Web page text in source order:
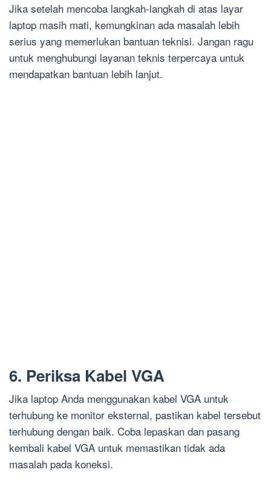
Jika setelah mencoba langkah-langkah di atas layar
laptop masih mati, kemungkinan ada masalah lebih
serius yang memerlukan bantuan teknisi. Jangan ragu
untuk menghubungi layanan teknis terpercaya untuk
mendapatkan bantuan lebih lanjut.
6. Periksa Kabel VGA
Jika laptop Anda menggunakan kabel VGA untuk
terhubung ke monitor eksternal, pastikan kabel tersebut
terhubung dengan baik. Coba lepaskan dan pasang
kembali kabel VGA untuk memastikan tidak ada
masalah pada koneksi.